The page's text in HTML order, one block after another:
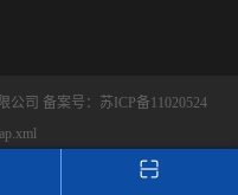
公司 备案号：苏ICP备11020524